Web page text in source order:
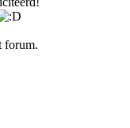
forum.